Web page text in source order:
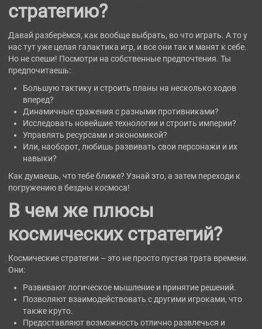
стратегию?
Давай разберёмся, как вообще выбрать, во что играть. А то у
нас тут уже целая галактика игр, и все они так и манят к себе.
Но не спеши! Посмотри на собственные предпочтения. Ты
предпочитаешь:
Большую тактику и строить планы на несколько ходов
вперед?
Динамичные сражения с разными противниками?
Исследовать новейшие технологии и строить империи?
Управлять ресурсами и экономикой?
Или, наоборот, любишь развивать свои персонажи и их
навыки?
Как думаешь, что тебе ближе? Узнай это, а затем переходи к
погружению в бездны космоса!
В чем же плюсы
космических стратегий?
Космические стратегии – это не просто пустая трата времени.
Они:
Развивают логическое мышление и принятие решений.
Позволяют взаимодействовать с другими игроками, что
также круто.
Предоставляют возможность отлично развлечься и